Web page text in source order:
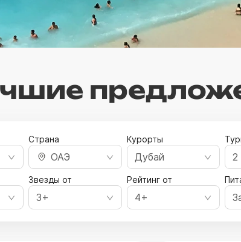
Страна
ОАЭ
Курорты
Дубай 2
Звезды от
3+
Рейтинг от
4+